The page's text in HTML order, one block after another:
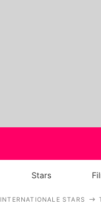
Stars
INTERNATIONALE STARS